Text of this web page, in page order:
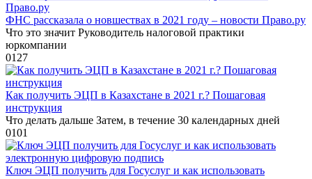
ФНС рассказала о новшествах в 2021 году – новости Право.ру
Что это значит Руководитель налоговой практики
юркомпании
0127
Как получить ЭЦП в Казахстане в 2021 г.? Пошаговая
инструкция
Что делать дальше Затем, в течение 30 календарных дней
0101
Ключ ЭЦП получить для Госуслуг и как использовать